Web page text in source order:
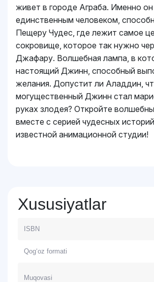
живет в городе Аграба. Именно
единственным человеком,
Пещеру Чудес, где лежит самое
сокровище, которое так нужно
Джафару. Волшебная лампа, в
настоящий Джинн, способный
желания. Допустит ли Аладдин,
могущественный Джинн стал
руках злодея? Откройте
вместе с серией чудесных
известной анимационной студии!
Xususiyatlar
ISBN
Qog‘oz formati
Muqovasi